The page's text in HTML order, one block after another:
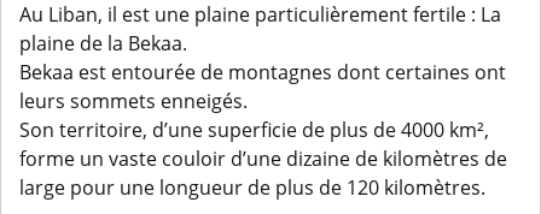
Au Liban, il est une plaine particulièrement fertile : La
plaine de la Bekaa.
Bekaa est entourée de montagnes dont certaines ont
leurs sommets enneigés.
Son territoire, d’une superficie de plus de 4000 km²,
forme un vaste couloir d’une dizaine de kilomètres de
large pour une longueur de plus de 120 kilomètres.